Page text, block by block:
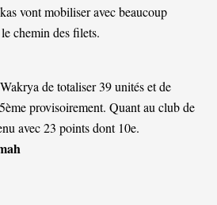
vont mobiliser avec beaucoup
chemin des filets.
de totaliser 39 unités et de
provisoirement. Quant au club de
avec 23 points dont 10e.